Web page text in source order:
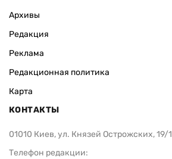
Архивы
Редакция
Реклама
Редакционная политика
Карта
КОНТАКТЫ
01010 Киев, ул. Князей Острожских, 19/1
Телефон редакции: